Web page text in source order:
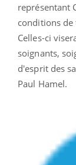
représentant
conditions de
Celles-ci
soignants,
d'esprit des
Paul Hamel.